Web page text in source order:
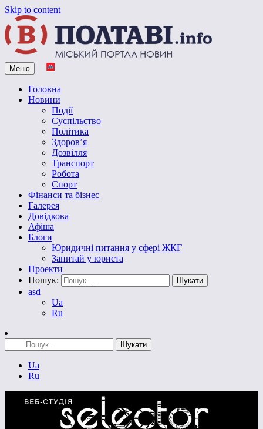
Skip to content
Vpoltave.info
Полтавський портал новин
Меню
Головна
Новини
Події
Суспільство
Політика
Здоров’я
Дозвілля
Транспорт
Робота
Спорт
Фінанси та бізнес
Галерея
Довідкова
Афіша
Блоги
Юридичні питання у сфері ЖКГ
Запитай у юриста
Проекти
Пошук:
asd
Ua
Ru
Ua
Ru